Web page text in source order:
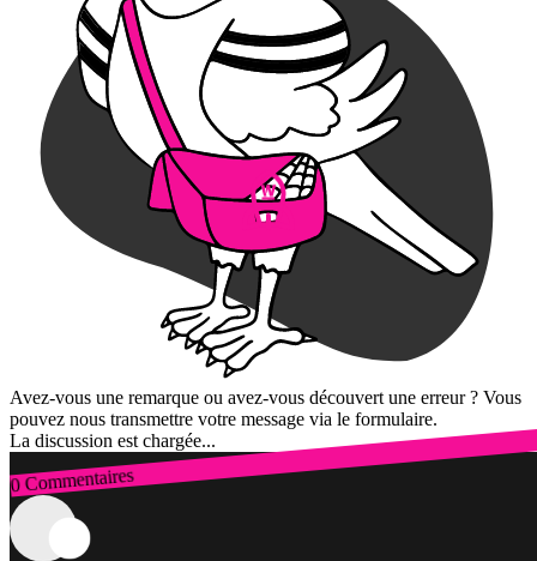
Avez-vous une remarque ou avez-vous découvert une erreur ? Vous
pouvez nous transmettre votre message via le formulaire.
La discussion est chargée...
0 Commentaires
Connexion